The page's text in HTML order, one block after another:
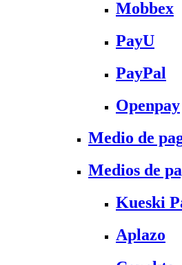
Mobbex
PayU
PayPal
Openpay
Medio de
Medios de
Kueski
Aplazo